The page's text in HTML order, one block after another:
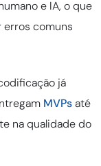
e IA, o que
erros comuns
já
MVPsaté
na qualidade do